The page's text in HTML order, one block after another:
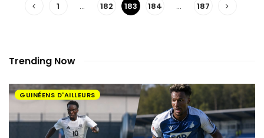
1 … 182 183 184 … 187
Trending Now
GUINÉENS D'AILLEURS